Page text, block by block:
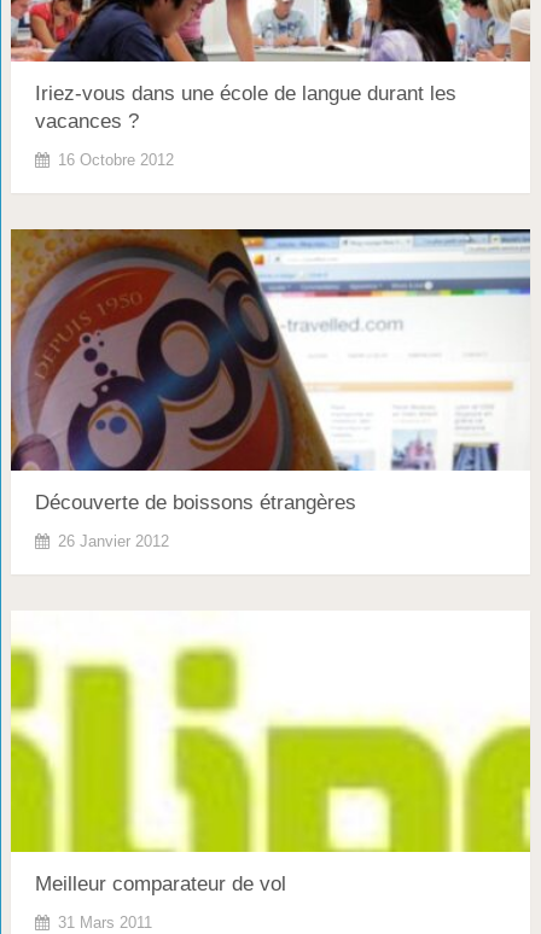
Iriez-vous dans une école de langue durant les
vacances ?
16 Octobre 2012
Découverte de boissons étrangères
26 Janvier 2012
Meilleur comparateur de vol
31 Mars 2011